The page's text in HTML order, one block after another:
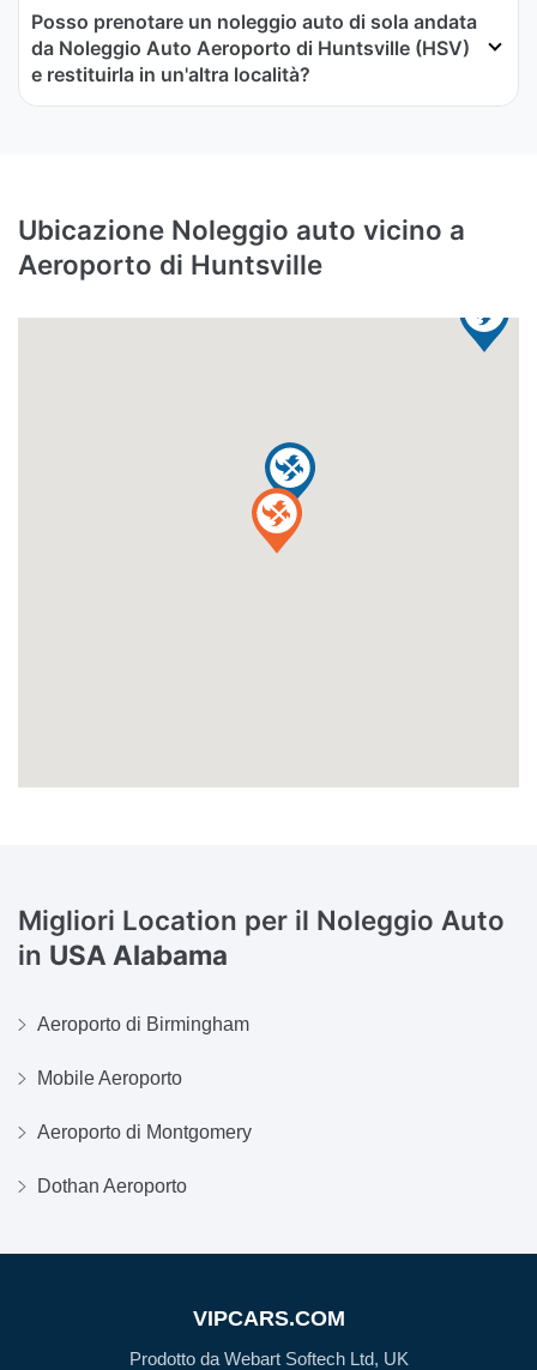
Posso prenotare un noleggio auto di sola andata
da Noleggio Auto Aeroporto di Huntsville (HSV)
e restituirla in un'altra località?
Ubicazione Noleggio auto vicino a
Aeroporto di Huntsville
Migliori Location per il Noleggio Auto
in USA Alabama
Aeroporto di Birmingham
Mobile Aeroporto
Aeroporto di Montgomery
Dothan Aeroporto
VIPCARS.COM
Prodotto da Webart Softech Ltd, UK